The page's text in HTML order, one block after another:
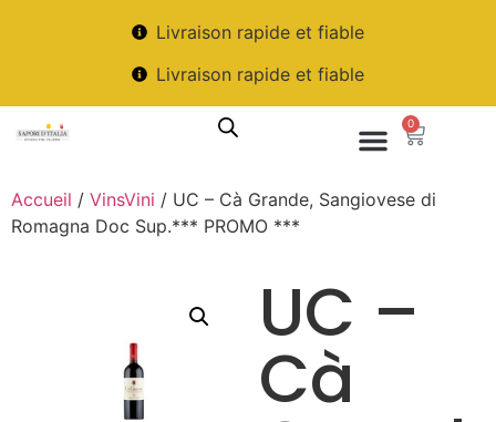
Livraison rapide et fiable
Livraison rapide et fiable
0
Accueil / VinsVini / UC – Cà Grande, Sangiovese di
Romagna Doc Sup.*** PROMO ***
UC –
Cà